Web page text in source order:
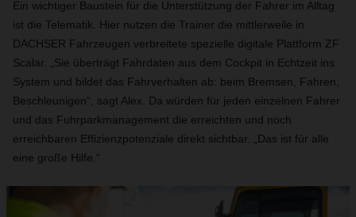
Ein wichtiger Baustein für die Unterstützung der Fahrer im Alltag
ist die Telematik. Hier nutzen die Trainer die mittlerweile in
DACHSER Fahrzeugen verbreitete spezielle digitale Plattform ZF
Scalar. „Sie überträgt Fahrdaten aus dem Cockpit in Echtzeit ins
System und bildet das Fahrverhalten ab: beim Bremsen, Fahren,
Beschleunigen“, sagt Alex. Da würden für jeden einzelnen Fahrer
und das Fuhrparkmanagement die erreichten und noch
erreichbaren Effizienzpotenziale direkt sichtbar. „Das ist für alle
eine große Hilfe.“